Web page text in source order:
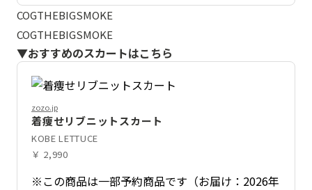
COGTHEBIGSMOKE
COGTHEBIGSMOKE
▼おすすめのスカートはこちら
zozo.jp
着痩せリブニットスカート
KOBE LETTUCE
￥ 2,990
※この商品は一部予約商品です（お届け：2026年